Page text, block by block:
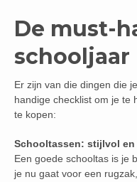
De must-
schooljaar
Er zijn van die dingen die
handige checklist om je te
te kopen:
Schooltassen: stijlvol
Een goede schooltas is je
je nu gaat voor een